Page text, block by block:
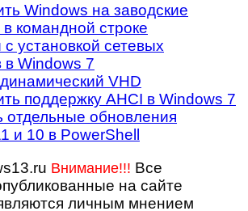
Windows на заводские
в командной строке
установкой сетевых
в Windows 7
VHD
поддержку AHCI в Windows 7
отдельные обновления
и 10 в PowerShell
Внимание!!! Все
на сайте
личным мнением